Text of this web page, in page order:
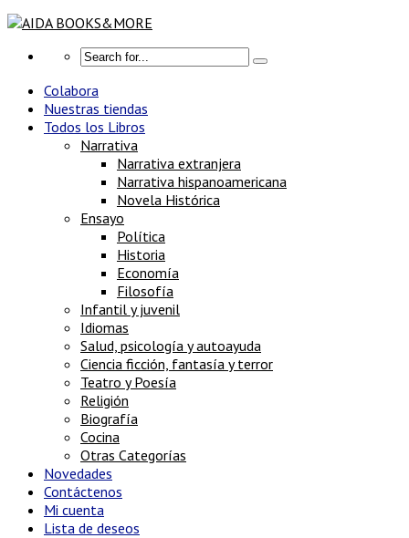
Colabora
Nuestras tiendas
Todos los Libros
Narrativa
Narrativa extranjera
Narrativa hispanoamericana
Novela Histórica
Ensayo
Política
Historia
Economía
Filosofía
Infantil y juvenil
Idiomas
Salud, psicología y autoayuda
Ciencia ficción, fantasía y terror
Teatro y Poesía
Religión
Biografía
Cocina
Otras Categorías
Novedades
Contáctenos
Mi cuenta
Lista de deseos